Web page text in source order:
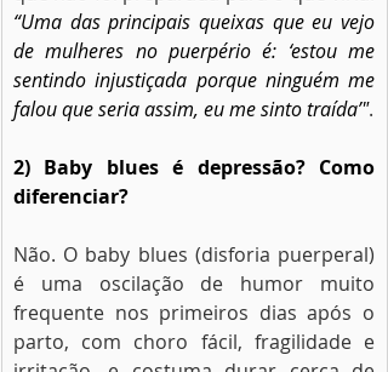
“Uma das principais queixas que eu vejo
de mulheres no puerpério é: ‘estou me
sentindo injustiçada porque ninguém me
falou que seria assim, eu me sinto traída’".
2) Baby blues é depressão? Como
diferenciar?
Não. O baby blues (disforia puerperal)
é uma oscilação de humor muito
frequente nos primeiros dias após o
parto, com choro fácil, fragilidade e